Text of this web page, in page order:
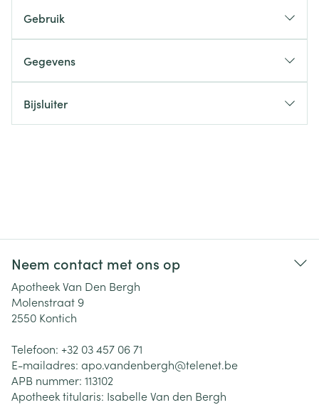
Gebruik
Gegevens
Bijsluiter
Neem contact met ons op
Apotheek Van Den Bergh
Molenstraat 9
2550 Kontich
Telefoon: +32 03 457 06 71
E-mailadres: apo.vandenbergh@telenet.be
APB nummer: 113102
Apotheek titularis: Isabelle Van den Bergh